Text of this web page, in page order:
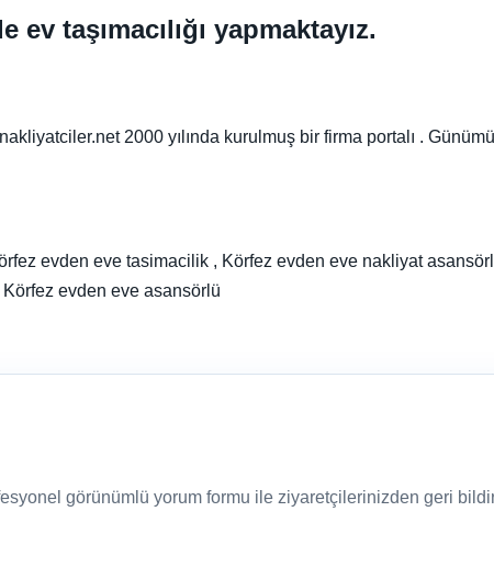
taşımacılığı yapmaktayız.
2000 yılında kurulmuş bir firma portalı .
evden eve tasimacilik , Körfez evden eve nakliyat
evden eve asansörlü
görünümlü yorum formu ile ziyaretçilerinizden geri